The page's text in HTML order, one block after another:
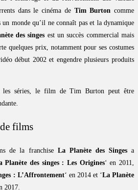
dans le cinéma de Tim Burton comme
un monde qu’il ne connaît pas et la dynamique
des singes est un succès commercial mais
quelques prix, notamment pour ses costumes
début 2002 et engendre plusieurs produits
les séries, le film de Tim Burton peut être
films
de la franchise La Planète des Singesa
Planète des singes : Les Origines‘ en 2011,
: L’Affrontement‘ en 2014 et ‘La Planète
2017.